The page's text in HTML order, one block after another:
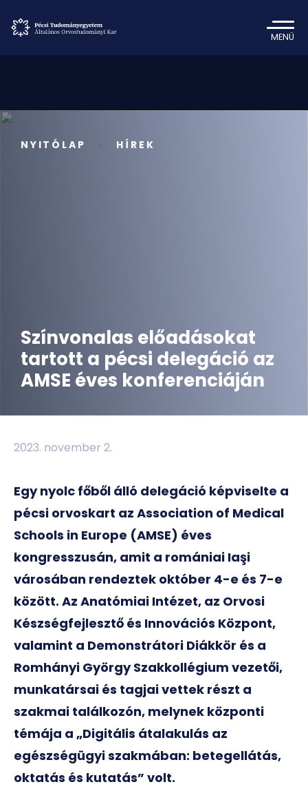
MENÜ
NYITÓLAP HÍREK
Színvonalas előadásokat
tartott a pécsi delegáció az
AMSE éves konferenciáján
2023. november 2.
Egy nyolc főből álló delegáció képviselte a
pécsi orvoskart az Association of Medical
Schools in Europe (AMSE) éves
kongresszusán, amit a romániai Iaşi
városában rendeztek október 4-e és 7-e
között. Az Anatómiai Intézet, az Orvosi
Készségfejlesztő és Innovációs Központ,
valamint a Demonstrátori Diákkör és a
Romhányi György Szakkollégium vezetői,
munkatársai és tagjai vettek részt a
szakmai találkozón, melynek központi
témája a „Digitális átalakulás az
egészségügyi szakmában: betegellátás,
oktatás és kutatás” volt.